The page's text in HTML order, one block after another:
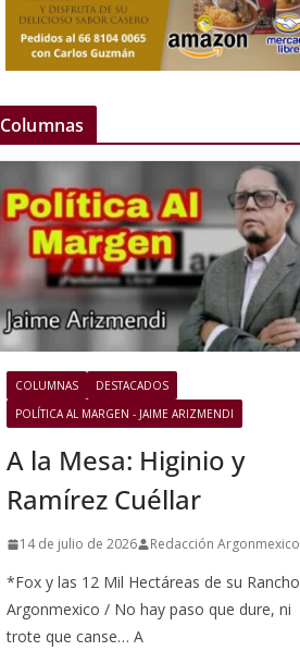
Columnas
COLUMNAS
DESTACADOS
POLÍTICA AL MARGEN - JAIME ARIZMENDI
A la Mesa: Higinio y
Ramírez Cuéllar
14 de julio de 2026 Redacción Argonmexico
*Fox y las 12 Mil Hectáreas de su Rancho
Argonmexico / No hay paso que dure, ni
trote que canse… A